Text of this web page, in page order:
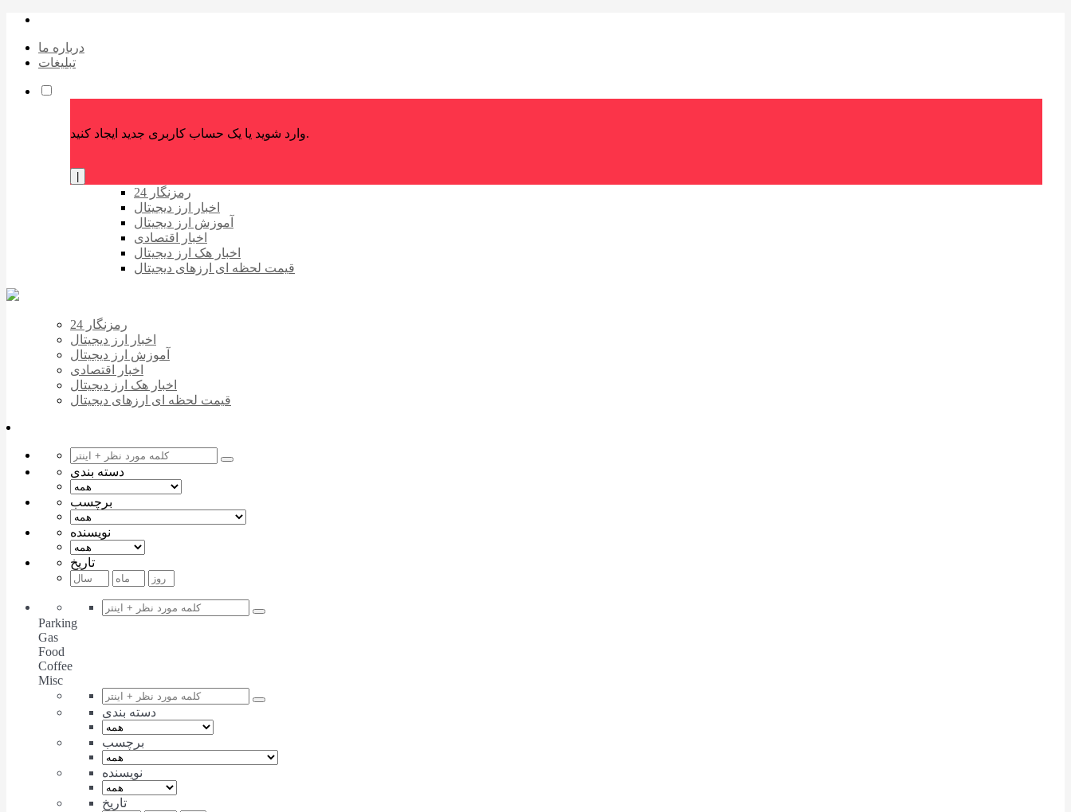
درباره ما
تبلیغات
وارد شوید یا یک حساب کاربری جدید ایجاد کنید.
رمزنگار 24
اخبار ارز دیجیتال
آموزش ارز دیجیتال
اخبار اقتصادی
اخبار هک ارز دیجیتال
قیمت لحظه ای ارزهای دیجیتال
رمزنگار 24
اخبار ارز دیجیتال
آموزش ارز دیجیتال
اخبار اقتصادی
اخبار هک ارز دیجیتال
قیمت لحظه ای ارزهای دیجیتال
دسته بندی
برچسب
نویسنده
تاریخ
Parking
Gas
Food
Coffee
Misc
دسته بندی
برچسب
نویسنده
تاریخ